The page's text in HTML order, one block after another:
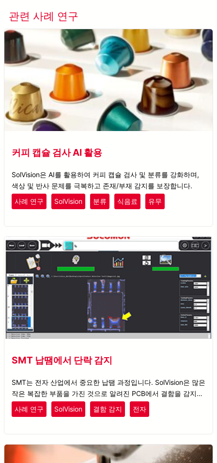
관련 사례 연구
커피 캡슐 검사 AI 활용
SolVision은 AI를 활용하여 커피 캡슐 검사 및 분류를 강화하며,
색상 및 반사 문제를 극복하고 존재/부재 감지를 보장합니다.
사례 연구
SolVision 분류 식음료 유무
SMT 납땜에서 단락 감지
SMT는 전자 산업에서 중요한 납땜 과정입니다. SolVision은 많은
작은 복잡한 부품을 가진 것으로 알려진 PCB에서 결함을 감지합
니다.
사례 연구 SolVision 결함 감지 전자